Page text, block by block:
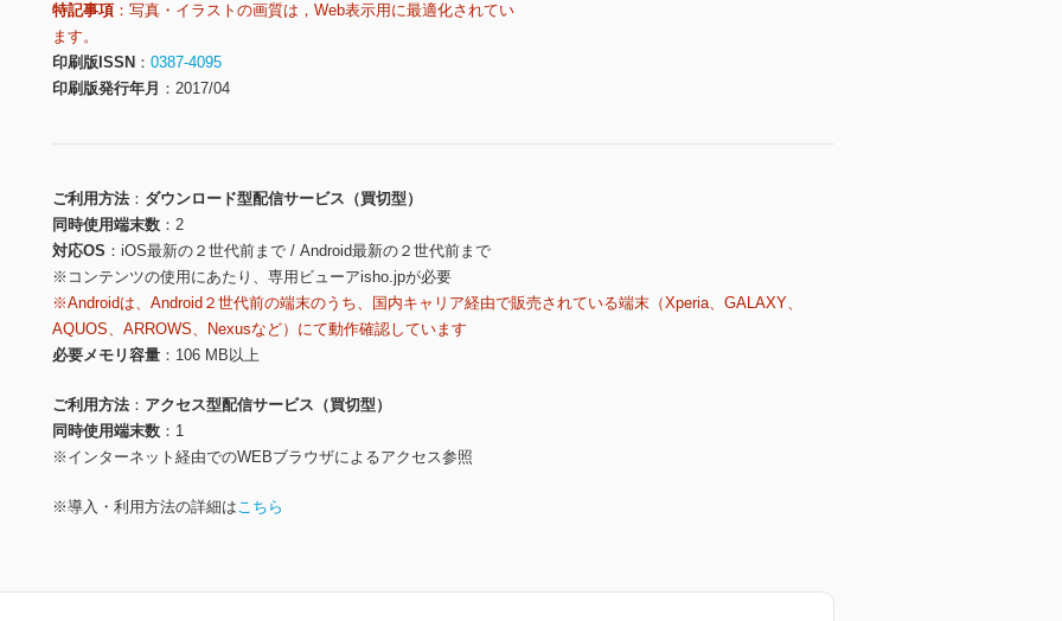
特記事項
写真・イラストの画質は，Web表示用に最適化されてい
ます。
印刷版ISSN
0387-4095
印刷版発行年月
2017/04
ご利用方法
ダウンロード型配信サービス（買切型）
同時使用端末数
2
対応OS
iOS最新の２世代前まで / Android最新の２世代前まで
※コンテンツの使用にあたり、専用ビューアisho.jpが必要
※Androidは、Android２世代前の端末のうち、国内キャリア経由で販売されている端末（Xperia、GALAXY、
AQUOS、ARROWS、Nexusなど）にて動作確認しています
必要メモリ容量
106 MB以上
ご利用方法
アクセス型配信サービス（買切型）
同時使用端末数
1
※インターネット経由でのWEBブラウザによるアクセス参照
※導入・利用方法の詳細はこちら